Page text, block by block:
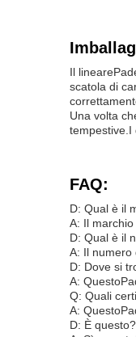
Il lineare
scatola di
Una volta
tempestive.I
FAQ:
D: Qual è il
A: Il
D: Qual è il
A: Il numero
D: Dove si
A: Questo
Q: Quali
A: Questo
D: È questo?